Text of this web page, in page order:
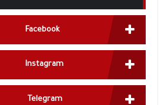
Facebook
Instagram
Telegram